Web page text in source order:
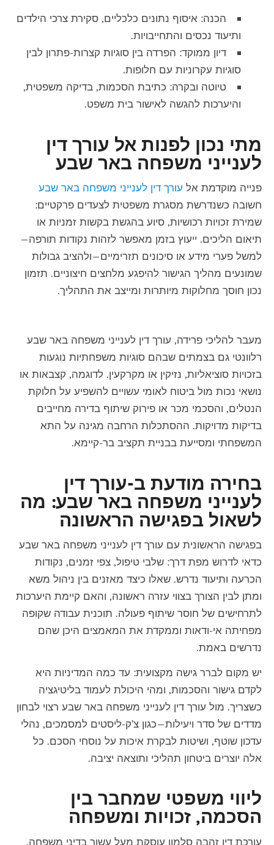
הכנה: איסוף נתונים כלכליים, סקירת צרכי הילדים
ותיעוד נכסים והתחייבויות.
דיון ממוקד: הפרדה בין סוגיות קצרות-פתרון לבין
סוגיות עקרוניות עם חלופות.
טיוטה ובקרה: כתיבת הסכמות, בדיקה משפטית,
והיערכות להגשה לאישור בית משפט.
מתי נכון לפנות אל עורך דין
לענייני משפחה באר שבע
פנייה מוקדמת אל עורך דין לענייני משפחה באר שבע
חשובה כשנדרשת מסגרת משפטית לצעדים פרקטיים:
שמירת זכויות רכושיות, סיוע בהגשת בקשות זמניות או
תיאום הליכים. ייעוץ בזמן מאפשר לזהות נקודות תורפה—
למשל פערי מידע או סיכונים תזרימיים—ולהציב גבולות
שמונעים מהליך הגישור להיפגע מלחצים חיצוניים. תזמון
נכון חוסך מחלוקות מיותרות ומייצב את התהליך.
מעבר להליכי פרידה, עורך דין לענייני משפחה באר שבע
רלוונטי גם בצמתים שבהם סוגיות משפחתיות נוגעות
בזכויות סוציאליות, נזיקין או מקרקעין. לדוגמה, קצבאות או
נושאי נכות מול ביטוח לאומי עשויים להשפיע על חלוקת
הנטלים, והסכמי מכר או פירוק שיתוף בדירה מחייבים
בדיקות מדויקות. ההסתכלות הרחבה מגינה על התא
המשפחתי ומסייעת בבניית תקציב בר-קיימא.
בחירה מודעת ב-עורך דין
לענייני משפחה באר שבע: מה
לשאול בפגישה הראשונה
בפגישה הראשונית עם עורך דין לענייני משפחה באר שבע
כדאי לדרוש מפת דרך: שלבי טיפול, צפי זמנים, נקודות
הכרעה ותיעוד נדרש. שאלו כיצד מאזנים בין ניהול משא
ומתן לבין הצורך בצווי עזרה ראשונה, והאם קיימת היערכות
לתרחישים של חוסר שיתוף פעולה. תוכנית עבודה שקופה
מפחיתה אי-ודאות וממקדת את המאמצים היכן שהם
נדרשים באמת.
יש מקום לברר גישה מקצועית: עד כמה המדיניות היא
לקדם גישור והסכמות, ומהי היכולת לעמוד בליטיגציה
כשצריך. מול עורך דין לענייני משפחה באר שבערצוי לבחון
מדדים של סדר ויעילות—כגון צ’ק-ליסטים למסמכים, נהלי
עדכון שוטף, ושיטות לבקרת איכות על נוסחי הסכם. כל
אלה יוצרים ביטחון תהליכי ותוצאה יציבה.
ליווי משפטי שמחבר בין
הסכמה, זכויות ומשפחה
עורכת דין זהבה סלמון עוסקת מעל עשור בדיני משפחה,